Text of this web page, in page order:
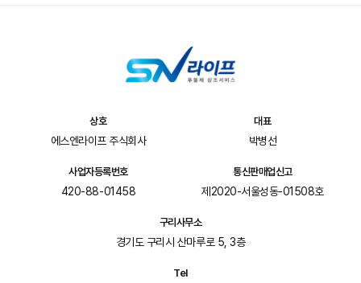
상호
에스엔라이프 주식회사
대표
박병선
사업자등록번호
420-88-01458
통신판매업신고
제2020-서울성동-01508호
구리사무소
경기도 구리시 산마루로 5, 3층
Tel